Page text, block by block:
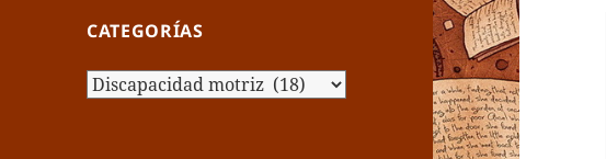
CATEGORÍAS
Categorías